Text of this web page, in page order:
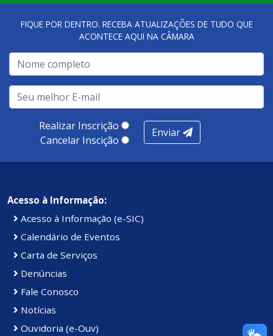
FIQUE POR DENTRO. RECEBA ATUALIZAÇÕES DE TUDO QUE
ACONTECE AQUI NA CÂMARA
Realizar Inscrição
Cancelar Inscição
Enviar
Acesso à Informação:
Acesso à Informação (e-SIC)
Calendário de Eventos
Carta de Serviços
Denúncias
Fale Conosco
Notícias
Ouvidoria (e-Ouv)